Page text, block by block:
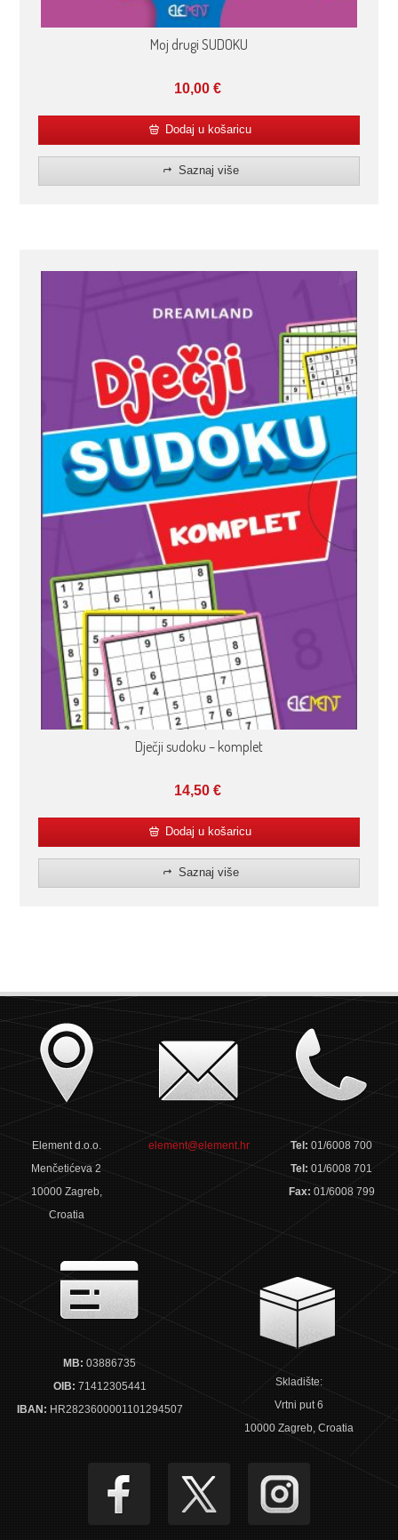
Moj drugi SUDOKU
10,00 €
Dodaj u košaricu
Saznaj više
Dječji sudoku – komplet
14,50 €
Dodaj u košaricu
Saznaj više
Element d.o.o.
Menčetićeva 2
10000 Zagreb,
Croatia
element@element.hr Tel:01/6008 700
Tel:01/6008 701
Fax: 01/6008 799
MB: 03886735
OIB: 71412305441
IBAN: HR2823600001101294507
Skladište:
Vrtni put 6
10000 Zagreb, Croatia